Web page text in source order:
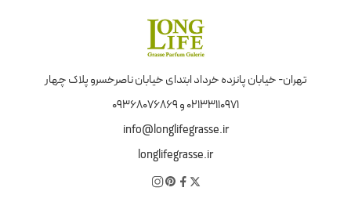
تهران- خیابان پانزده خرداد ابتدای خیابان ناصرخسرو پلاک چهار
02133110971 و 09368076869
info@longlifegrasse.ir
longlifegrasse.ir